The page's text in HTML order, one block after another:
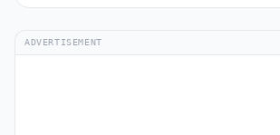
ADVERTISEMENT